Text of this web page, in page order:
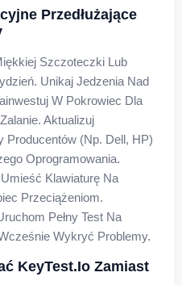
Przedłużające
Szczoteczki Lub
Unikaj Jedzenia Nad
W Pokrowiec Dla
Aktualizuj
Producentów (np. Dell, HP)
Oprogramowania.
Klawiaturę Na
Przeciążeniom.
Pełny Test Na
Wykryć Problemy.
KeyTest.io Zamiast